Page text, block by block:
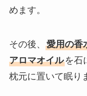
めます。
その後、 愛用の香
アロマオイルを石
枕元に置いて眠り